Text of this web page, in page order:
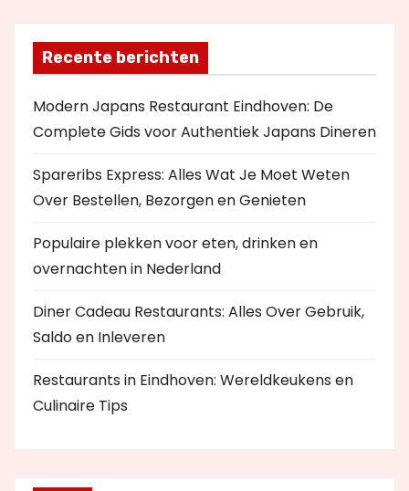
Recente berichten
Modern Japans Restaurant Eindhoven: De
Complete Gids voor Authentiek Japans Dineren
Spareribs Express: Alles Wat Je Moet Weten
Over Bestellen, Bezorgen en Genieten
Populaire plekken voor eten, drinken en
overnachten in Nederland
Diner Cadeau Restaurants: Alles Over Gebruik,
Saldo en Inleveren
Restaurants in Eindhoven: Wereldkeukens en
Culinaire Tips